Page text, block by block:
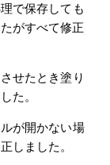
で保存しても
がすべて修正
せたとき塗り
た。
が開かない場
しました。